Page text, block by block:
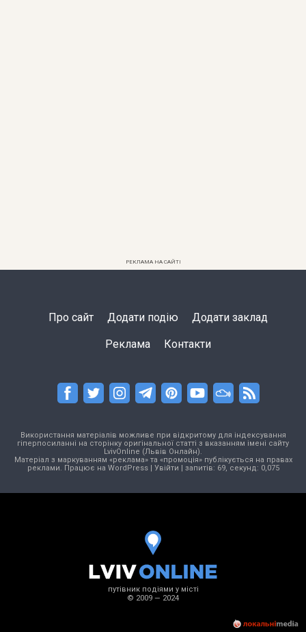
РЕКЛАМА НА САЙТІ
Про сайт Додати подію Додати заклад
Реклама Контакти
Використання матеріалів можливе при відкритому для індексування
гіперпосиланні на сторінку оригінальної статті з вказанням імені сайту
LvivOnline (Львів Онлайн).
Матеріал з маркуванням «реклама» та «промоція» публікується на правах
реклами. Працює на WordPress| Увійти | запитів: 69, секунд: 0,075
путівник подіями у місті
© 2009 — 2024